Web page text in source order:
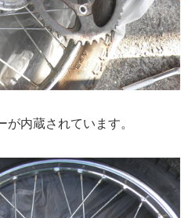
内蔵されています。